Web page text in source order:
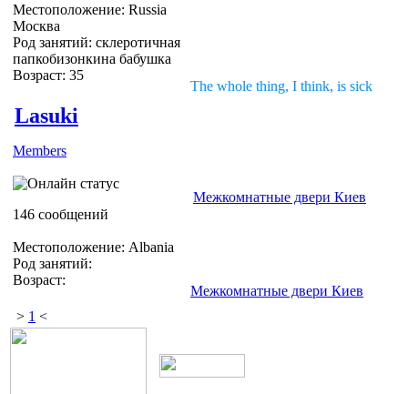
Местоположение: Russia
Москва
Род занятий: склеротичная
папкобизонкина бабушка
Возраст: 35
The whole thing, I think, is sick
Lasuki
Members
146 сообщений
Местоположение: Albania
Род занятий:
Возраст:
Межкомнатные двери Киев
Межкомнатные двери Киев
> 1 <